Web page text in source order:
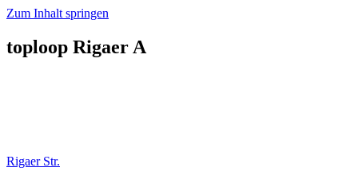
Zum Inhalt springen
toploop Rigaer A
Rigaer Str.